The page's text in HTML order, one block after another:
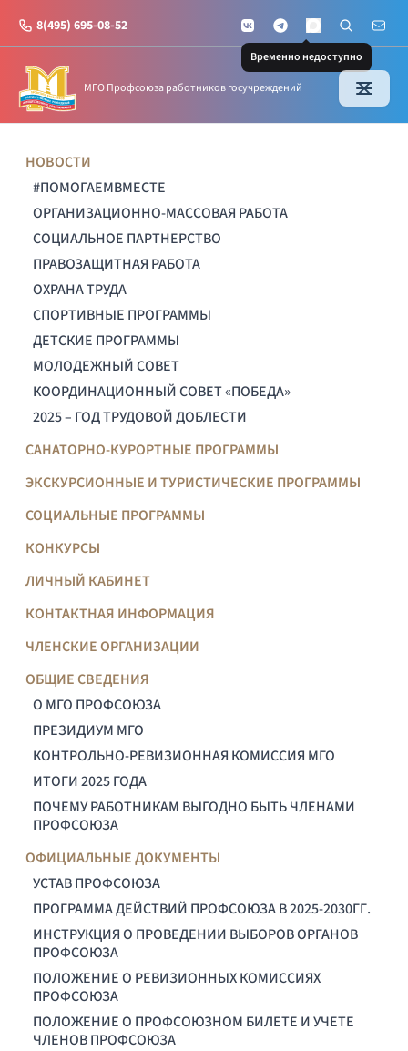
8(495) 695-08-52 VKontakteTelegramMAX
Временно недоступно
Поиск по
Почта
МГО Профсоюза работников госучреждений
НОВОСТИ
#ПОМОГАЕМВМЕСТЕ
ОРГАНИЗАЦИОННО-МАССОВАЯ РАБОТА
СОЦИАЛЬНОЕ ПАРТНЕРСТВО
ПРАВОЗАЩИТНАЯ РАБОТА
ОХРАНА ТРУДА
СПОРТИВНЫЕ ПРОГРАММЫ
ДЕТСКИЕ ПРОГРАММЫ
МОЛОДЕЖНЫЙ СОВЕТ
КООРДИНАЦИОННЫЙ СОВЕТ «ПОБЕДА»
2025 – ГОД ТРУДОВОЙ ДОБЛЕСТИ
САНАТОРНО-КУРОРТНЫЕ ПРОГРАММЫ
ЭКСКУРСИОННЫЕ И ТУРИСТИЧЕСКИЕ ПРОГРАММЫ
СОЦИАЛЬНЫЕ ПРОГРАММЫ
КОНКУРСЫ
ЛИЧНЫЙ КАБИНЕТ
КОНТАКТНАЯ ИНФОРМАЦИЯ
ЧЛЕНСКИЕ ОРГАНИЗАЦИИ
ОБЩИЕ СВЕДЕНИЯ
О МГО ПРОФСОЮЗА
ПРЕЗИДИУМ МГО
КОНТРОЛЬНО-РЕВИЗИОННАЯ КОМИССИЯ МГО
ИТОГИ 2025 ГОДА
ПОЧЕМУ РАБОТНИКАМ ВЫГОДНО БЫТЬ ЧЛЕНАМИ
ПРОФСОЮЗА
ОФИЦИАЛЬНЫЕ ДОКУМЕНТЫ
УСТАВ ПРОФСОЮЗА
ПРОГРАММА ДЕЙСТВИЙ ПРОФСОЮЗА В 2025-2030ГГ.
ИНСТРУКЦИЯ О ПРОВЕДЕНИИ ВЫБОРОВ ОРГАНОВ
ПРОФСОЮЗА
ПОЛОЖЕНИЕ О РЕВИЗИОННЫХ КОМИССИЯХ
ПРОФСОЮЗА
ПОЛОЖЕНИЕ О ПРОФСОЮЗНОМ БИЛЕТЕ И УЧЕТЕ
ЧЛЕНОВ ПРОФСОЮЗА